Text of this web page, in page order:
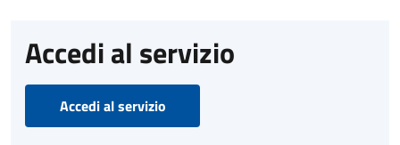
Accedi al servizio
Accedi al servizio